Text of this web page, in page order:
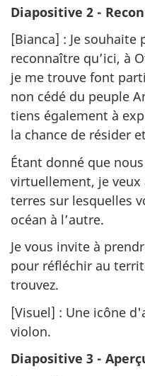
Diapositive 2 -
[Bianca] : Je
reconnaître qu’ici, à
je me trouve font
non cédé du peuple
tiens également à
la chance de résider
Étant donné que
virtuellement, je veux
terres sur lesquelles
océan à l’autre.
Je vous invite à
pour réfléchir au
trouvez.
[Visuel] : Une icône
violon.
Diapositive 3 -